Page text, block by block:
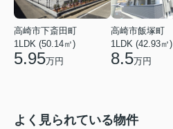
高崎市下斎田町
1LDK (50.14㎡)
5.95万円
高崎市飯塚町
1LDK (42.93㎡)
8.5万円
よく見られている物件